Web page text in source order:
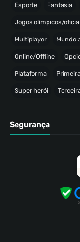
Esporte Fantasia
Jogos olímpicos/
Multiplayer Mundo
Online/Offline
Plataforma
Super herói
Segurança